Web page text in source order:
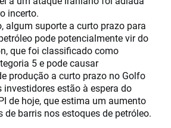
incerto.
algum suporte a curto prazo para
pode potencialmente vir do
que foi classificado como
5 e pode causar
produção a curto prazo no Golfo
investidores estão à espera do
de hoje, que estima um aumento
de barris nos estoques de petróleo.